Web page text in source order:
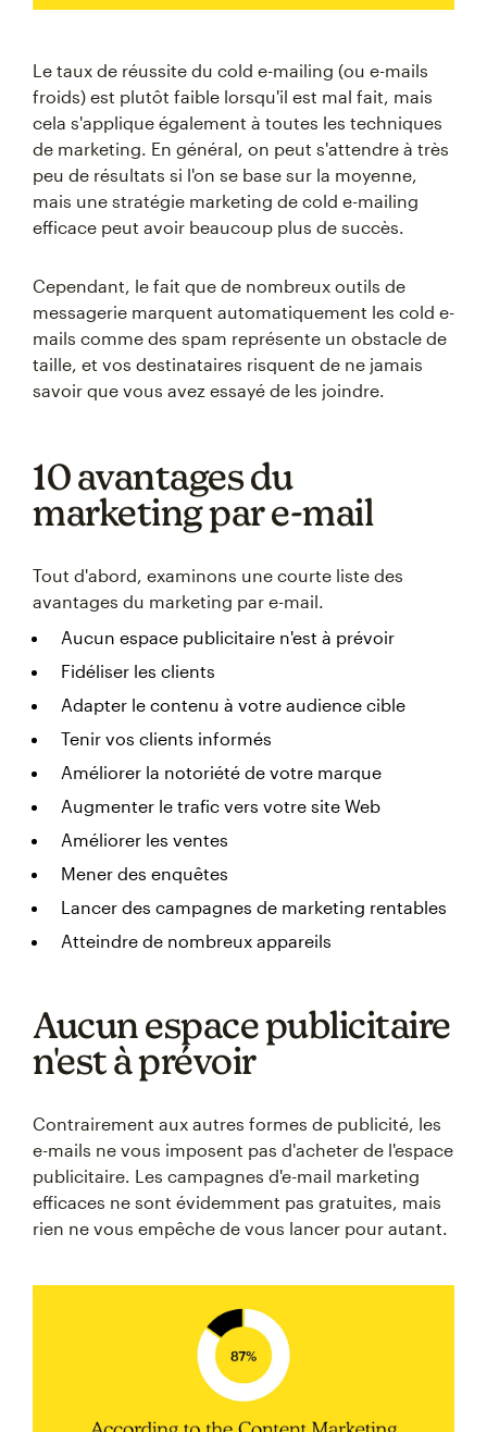
Le taux de réussite du cold e-mailing (ou e-mails
froids) est plutôt faible lorsqu'il est mal fait, mais
cela s'applique également à toutes les techniques
de marketing. En général, on peut s'attendre à très
peu de résultats si l'on se base sur la moyenne,
mais une stratégie marketing de cold e-mailing
efficace peut avoir beaucoup plus de succès.
Cependant, le fait que de nombreux outils de
messagerie marquent automatiquement les cold e-
mails comme des spam représente un obstacle de
taille, et vos destinataires risquent de ne jamais
savoir que vous avez essayé de les joindre.
10 avantages du
marketing par e-mail
Tout d'abord, examinons une courte liste des
avantages du marketing par e-mail.
Aucun espace publicitaire n'est à prévoir
Fidéliser les clients
Adapter le contenu à votre audience cible
Tenir vos clients informés
Améliorer la notoriété de votre marque
Augmenter le trafic vers votre site Web
Améliorer les ventes
Mener des enquêtes
Lancer des campagnes de marketing rentables
Atteindre de nombreux appareils
Aucun espace publicitaire
n'est à prévoir
Contrairement aux autres formes de publicité, les
e-mails ne vous imposent pas d'acheter de l'espace
publicitaire. Les campagnes d'e-mail marketing
efficaces ne sont évidemment pas gratuites, mais
rien ne vous empêche de vous lancer pour autant.